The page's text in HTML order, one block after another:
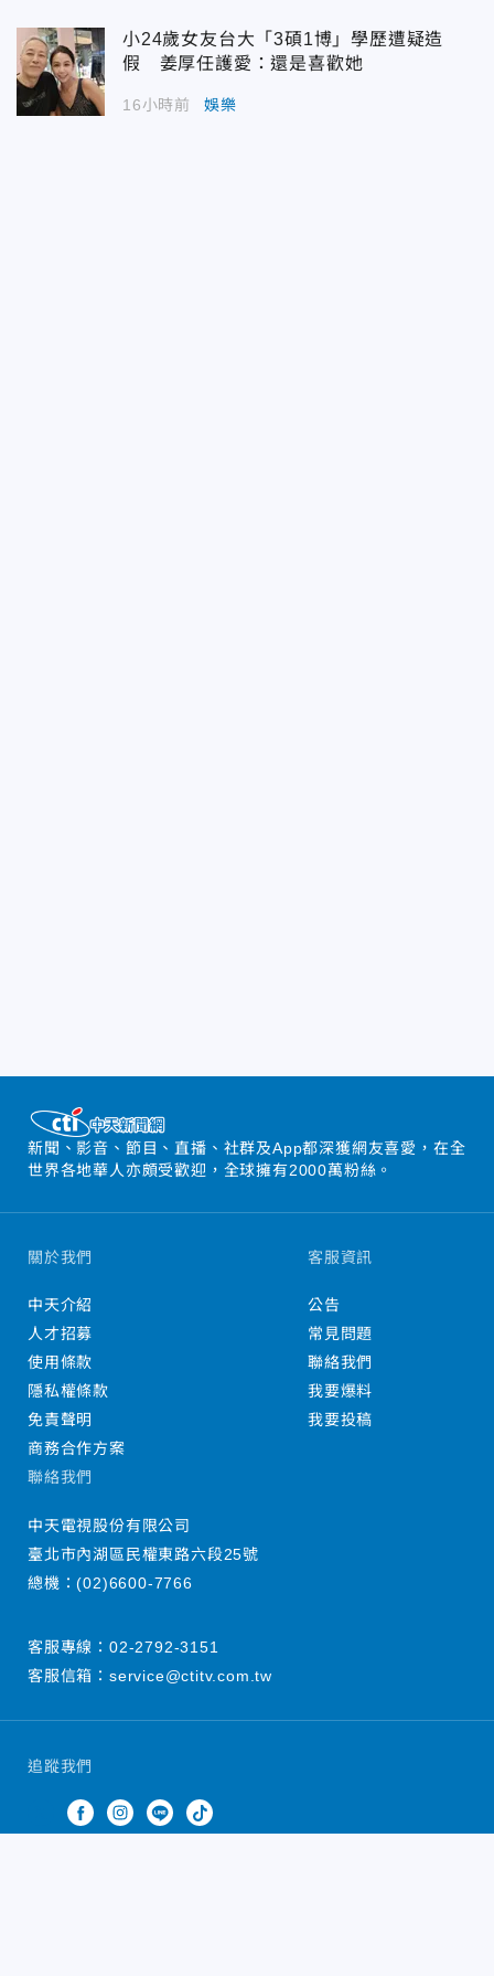
小24歲女友台大「3碩1博」學歷遭疑造
假 姜厚任護愛：還是喜歡她
16小時前 娛樂
新聞、影音、節目、直播、社群及App都深獲網友喜愛，在全
世界各地華人亦頗受歡迎，全球擁有2000萬粉絲。
追蹤我們
關於我們
中天介紹
人才招募
使用條款
隱私權條款
免責聲明
商務合作方案
客服資訊
公告
常見問題
聯絡我們
我要爆料
我要投稿
聯絡我們
中天電視股份有限公司
臺北市內湖區民權東路六段25號
總機：(02)6600-7766
客服專線： 02-2792-3151
客服信箱： service@ctitv.com.tw